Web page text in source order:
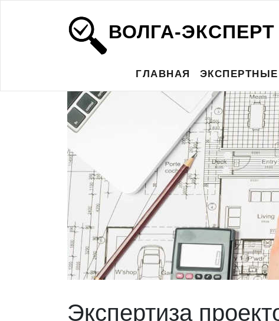
ВОЛГА-ЭКСПЕРТ
ГЛАВНАЯ
Экспертиза